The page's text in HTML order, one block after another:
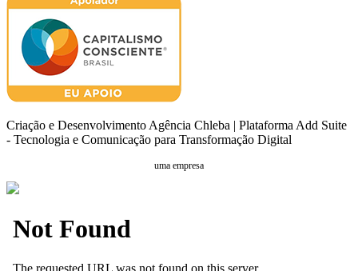
Criação e Desenvolvimento Agência Chleba | Plataforma Add Suite
- Tecnologia e Comunicação para Transformação Digital
uma empresa